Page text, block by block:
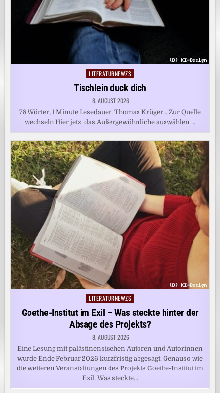
Posted
in
LITERATURNEWZS
Tischlein duck dich
8. AUGUST 2026
78 Wörter, 1 Minute Lesedauer. Thomas Krüger… Zur Quelle
wechseln Hier jetzt das Außergewöhnliche auswählen …
Posted
in
LITERATURNEWZS
Goethe-Institut im Exil – Was steckte hinter der
Absage des Projekts?
8. AUGUST 2026
Eine Lesung mit palästinensischen Autoren und Autorinnen
wurde Ende Februar 2026 kurzfristig abgesagt. Genauso wie
die weiteren Veranstaltungen des Projekts Goethe-Institut im
Exil. Was steckte…